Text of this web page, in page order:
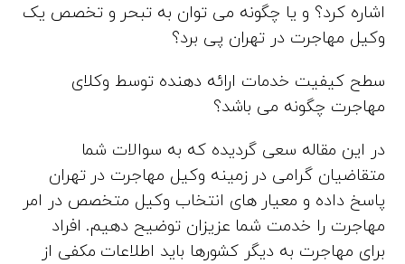
اشاره کرد؟ و یا چگونه می توان به تبحر و تخصص یک
وکیل مهاجرت در تهران پی برد؟
سطح کیفیت خدمات ارائه دهنده توسط وکلای
مهاجرت چگونه می باشد؟
در این مقاله سعی گردیده که به سوالات شما
متقاضیان گرامی در زمینه وکیل مهاجرت در تهران
پاسخ داده و معیار های انتخاب وکیل متخصص در امر
مهاجرت را خدمت شما عزیزان توضیح دهیم. افراد
برای مهاجرت به دیگر کشورها باید اطلاعات مکفی از